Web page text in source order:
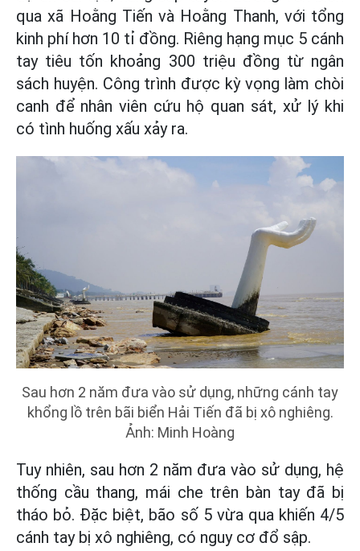
qua xã Hoằng Tiến và Hoằng Thanh, với tổng
kinh phí hơn 10 tỉ đồng. Riêng hạng mục 5 cánh
tay tiêu tốn khoảng 300 triệu đồng từ ngân
sách huyện. Công trình được kỳ vọng làm chòi
canh để nhân viên cứu hộ quan sát, xử lý khi
có tình huống xấu xảy ra.
Sau hơn 2 năm đưa vào sử dụng, những cánh tay
khổng lồ trên bãi biển Hải Tiến đã bị xô nghiêng.
Ảnh: Minh Hoàng
Tuy nhiên, sau hơn 2 năm đưa vào sử dụng, hệ
thống cầu thang, mái che trên bàn tay đã bị
tháo bỏ. Đặc biệt, bão số 5 vừa qua khiến 4/5
cánh tay bị xô nghiêng, có nguy cơ đổ sập.